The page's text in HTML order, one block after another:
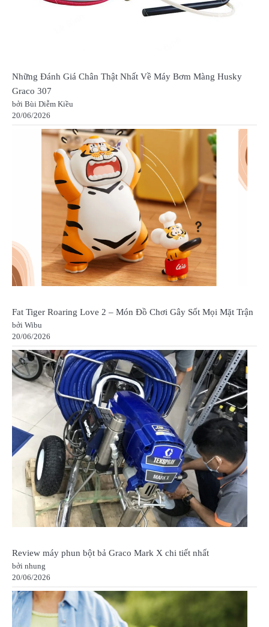
Những Đánh Giá Chân Thật Nhất Về Máy Bơm Màng Husky
Graco 307
bởi Bùi Diễm Kiều
20/06/2026
Fat Tiger Roaring Love 2 – Món Đồ Chơi Gây Sốt Mọi Mặt Trận
bởi Wibu
20/06/2026
Review máy phun bột bả Graco Mark X chi tiết nhất
bởi nhung
20/06/2026